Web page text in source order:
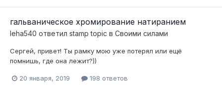
гальваническое хромирование натиранием
leha540 ответил stamp topic в Своими силами
Сергей, привет! Ты рамку мою уже потерял или ещё
помнишь, где она лежит?))
20 января, 2019 198 ответов